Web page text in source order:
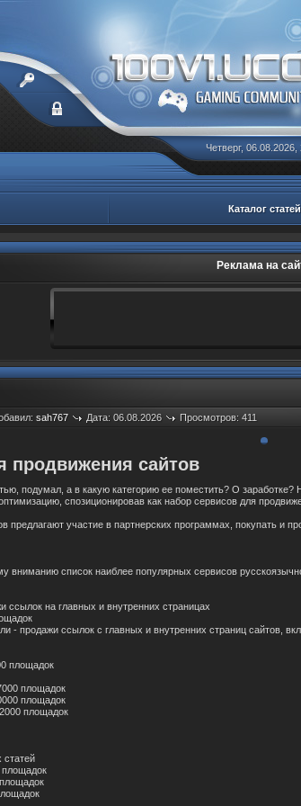
Четверг, 06.08.2026,
Каталог статей
Реклама на
sah767 Дата: 06.08.2026 Просмотров: 411
продвижения сайтов
подумал, а в какую категорию ее поместить? О
спозиционировав как набор сервисов для
предлагают участие в партнерских программах, покупать и
вниманию список наиблее популярных сервисов
ссылок на главных и внутренних страницах
- продажи ссылок с главных и внутренних cтраниц сайтов,
площадок
площадок
площадок
площадок
статей
площадок